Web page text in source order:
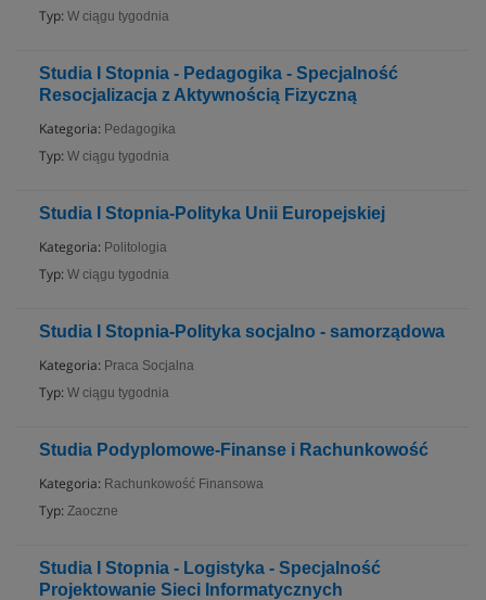
Typ: W ciągu tygodnia
Studia I Stopnia - Pedagogika - Specjalność
Resocjalizacja z Aktywnością Fizyczną
Kategoria: Pedagogika
Typ: W ciągu tygodnia
Studia I Stopnia-Polityka Unii Europejskiej
Kategoria: Politologia
Typ: W ciągu tygodnia
Studia I Stopnia-Polityka socjalno - samorządowa
Kategoria: Praca Socjalna
Typ: W ciągu tygodnia
Studia Podyplomowe-Finanse i Rachunkowość
Kategoria: Rachunkowość Finansowa
Typ: Zaoczne
Studia I Stopnia - Logistyka - Specjalność
Projektowanie Sieci Informatycznych